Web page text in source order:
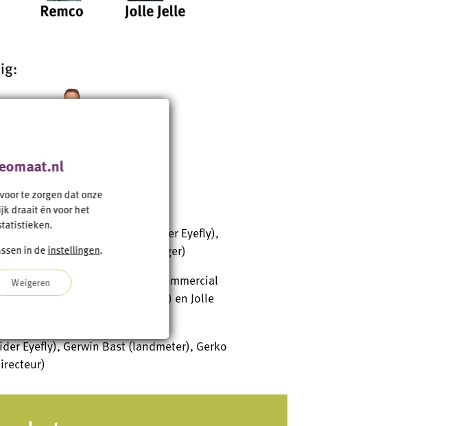
Remco Kootstra (bedrijfsleider Eyefly),
Kuipers (commercial manager)
infra), Marcel Kuipers (commercial
Kootstra (bedrijfsleider Eyefly) en Jolle
Eyefly), Gerwin Bast (landmeter), Gerko
te zorgen dat onze
draait én voor het
in deinstellingen.
Weigeren